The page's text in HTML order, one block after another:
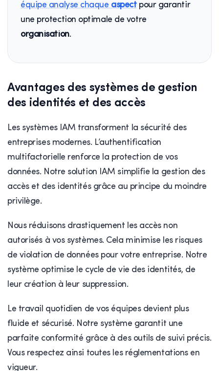
équipe analyse chaque aspectpour garantir
une protection optimale de votre
organisation.
Avantages des systèmes de gestion
des identités et des accès
Les systèmes IAM transforment la sécurité des
entreprises modernes. L’authentification
multifactorielle renforce la protection de vos
données. Notre solution IAM simplifie la gestion des
accès et des identités grâce au principe du moindre
privilège.
Nous réduisons drastiquement les accès non
autorisés à vos systèmes. Cela minimise les risques
de violation de données pour votre entreprise. Notre
système optimise le cycle de vie des identités, de
leur création à leur suppression.
Le travail quotidien de vos équipes devient plus
fluide et sécurisé. Notre système garantit une
parfaite conformité grâce à des outils de suivi précis.
Vous respectez ainsi toutes les réglementations en
vigueur.